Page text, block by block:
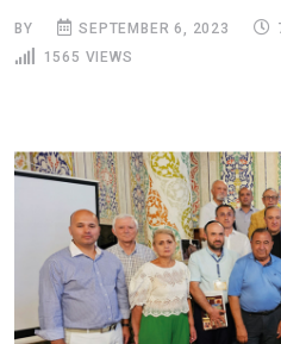
BY SEPTEMBER 6, 2023
1565 VIEWS